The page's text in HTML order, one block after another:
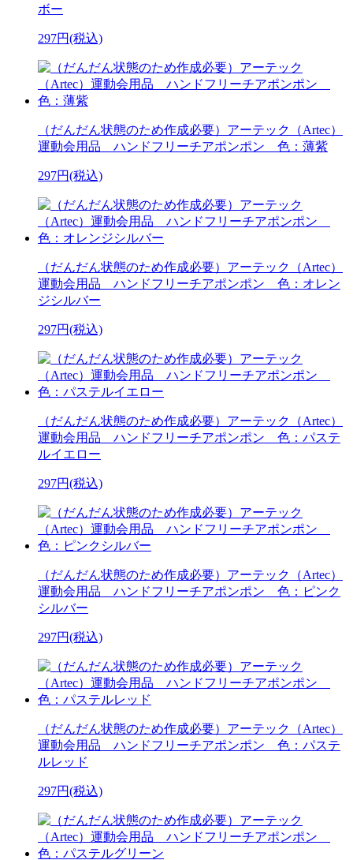
ボー
297円(税込)
（だんだん状態のため作成必要）アーテック（Artec）
運動会用品 ハンドフリーチアポンポン 色：薄紫
297円(税込)
（だんだん状態のため作成必要）アーテック（Artec）
運動会用品 ハンドフリーチアポンポン 色：オレン
ジシルバー
297円(税込)
（だんだん状態のため作成必要）アーテック（Artec）
運動会用品 ハンドフリーチアポンポン 色：パステ
ルイエロー
297円(税込)
（だんだん状態のため作成必要）アーテック（Artec）
運動会用品 ハンドフリーチアポンポン 色：ピンク
シルバー
297円(税込)
（だんだん状態のため作成必要）アーテック（Artec）
運動会用品 ハンドフリーチアポンポン 色：パステ
ルレッド
297円(税込)